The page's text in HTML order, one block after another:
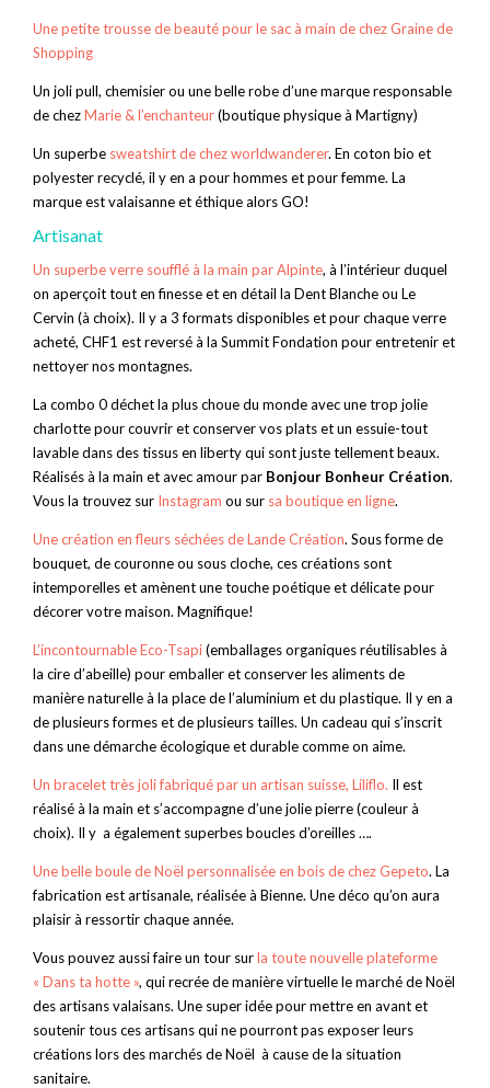
Une petite trousse de beauté pour le sac à main de chez Graine de
Shopping
Un joli pull, chemisier ou une belle robe d’une marque responsable
de chezMarie & l’enchanteur(boutique physique à Martigny)
Un superbe sweatshirt de chez worldwanderer. En coton bio et
polyester recyclé, il y en a pour hommes et pour femme. La
marque est valaisanne et éthique alors GO!
Artisanat
Un superbe verre soufflé à la main par Alpinte, à l’intérieur duquel
on aperçoit tout en finesse et en détail la Dent Blanche ou Le
Cervin (à choix). Il y a 3 formats disponibles et pour chaque verre
acheté, CHF1 est reversé à la Summit Fondation pour entretenir et
nettoyer nos montagnes.
La combo 0 déchet la plus choue du monde avec une trop jolie
charlotte pour couvrir et conserver vos plats et un essuie-tout
lavable dans des tissus en liberty qui sont juste tellement beaux.
Réalisés à la main et avec amour par Bonjour Bonheur Création.
Vous la trouvez sur Instagram ou sur sa boutique en ligne.
Une création en fleurs séchées de Lande Création. Sous forme de
bouquet, de couronne ou sous cloche, ces créations sont
intemporelles et amènent une touche poétique et délicate pour
décorer votre maison. Magnifique!
L’incontournable Eco-Tsapi(emballages organiques réutilisables à
la cire d’abeille) pour emballer et conserver les aliments de
manière naturelle à la place de l’aluminium et du plastique. Il y en a
de plusieurs formes et de plusieurs tailles. Un cadeau qui s’inscrit
dans une démarche écologique et durable comme on aime.
Un bracelet très joli fabriqué par un artisan suisse, Liliflo. Il est
réalisé à la main et s’accompagne d’une jolie pierre (couleur à
choix). Il y a également superbes boucles d’oreilles ….
Une belle boule de Noël personnalisée en bois de chez Gepeto. La
fabrication est artisanale, réalisée à Bienne. Une déco qu’on aura
plaisir à ressortir chaque année.
Vous pouvez aussi faire un tour surla toute nouvelle plateforme
« Dans ta hotte », qui recrée de manière virtuelle le marché de Noël
des artisans valaisans. Une super idée pour mettre en avant et
soutenir tous ces artisans qui ne pourront pas exposer leurs
créations lors des marchés de Noël à cause de la situation
sanitaire.